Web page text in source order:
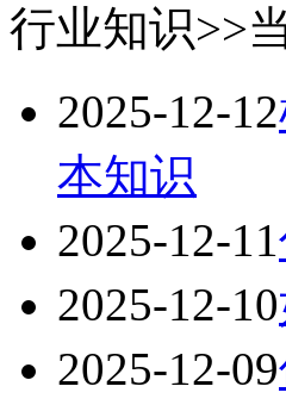
行业知识>>
2025-12-12
本知识
2025-12-11
2025-12-10
2025-12-09